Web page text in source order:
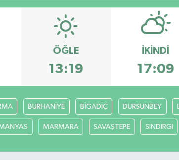
ÖĞLE
13:19
İKINDI
17:09
BURHANİYE BİGADİÇ DURSUNBEY
MARMARA SAVAŞTEPE SINDIRGI